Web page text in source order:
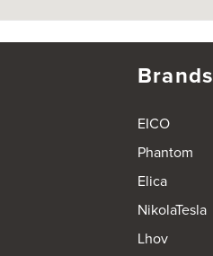
Brands
EICO
Phantom
Elica
NikolaTesla
Lhov